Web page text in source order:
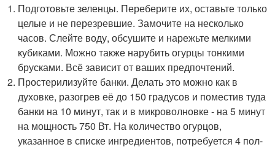
Подготовьте зеленцы. Переберите их, оставьте только
целые и не перезревшие. Замочите на несколько
часов. Слейте воду, обсушите и нарежьте мелкими
кубиками. Можно также нарубить огурцы тонкими
брусками. Всё зависит от ваших предпочтений.
Простерилизуйте банки. Делать это можно как в
духовке, разогрев её до 150 градусов и поместив туда
банки на 10 минут, так и в микроволновке - на 5 минут
на мощность 750 Вт. На количество огурцов,
указанное в списке ингредиентов, потребуется 4 пол-